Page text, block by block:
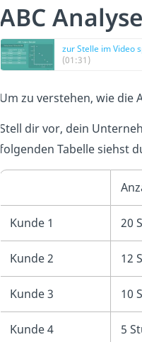
ABC
zur Stelle im Video
(01:31)
Um zu verstehen, wie die
Stell dir vor, dein
folgenden Tabelle siehst
Kunde 1 20
Kunde 2 12
Kunde 3 10
Kunde 4 5